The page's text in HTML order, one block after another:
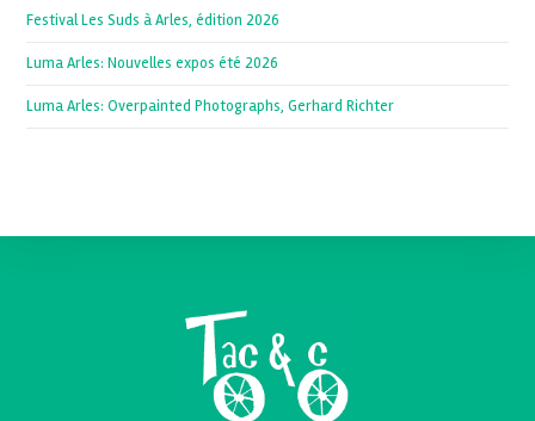
Festival Les Suds à Arles, édition 2026
Luma Arles: Nouvelles expos été 2026
Luma Arles: Overpainted Photographs, Gerhard Richter